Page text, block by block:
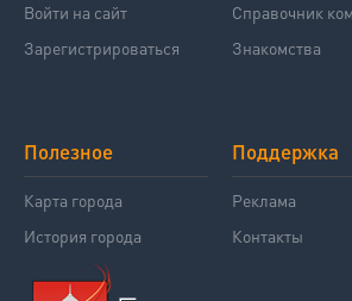
Войти на сайт
Зарегистрироваться
Справочник
Знакомства
Полезное
Карта города
История города
Поддержка
Реклама
Контакты